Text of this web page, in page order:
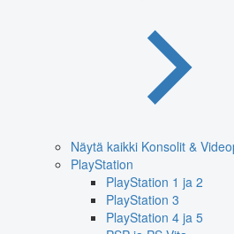
Näytä kaikki Konsolit &
PlayStation
PlayStation 1 ja 2
PlayStation 3
PlayStation 4 ja 5